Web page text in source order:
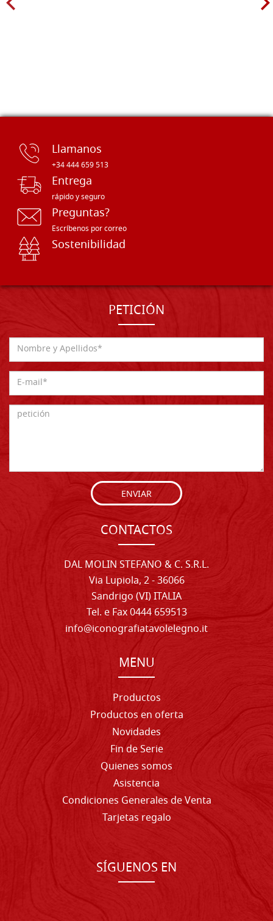
Llamanos
+34 444 659 513
Entrega
rápido y seguro
Preguntas?
Escríbenos por correo
Sostenibilidad
PETICIÓN
ENVIAR
CONTACTOS
DAL MOLIN STEFANO & C. S.R.L.
Via Lupiola, 2 - 36066
Sandrigo (VI) ITALIA
Tel. e Fax 0444 659513
info@iconografiatavolelegno.it
MENU
Productos
Productos en oferta
Novidades
Fin de Serie
Quienes somos
Asistencia
Condiciones Generales de Venta
Tarjetas regalo
SÍGUENOS EN